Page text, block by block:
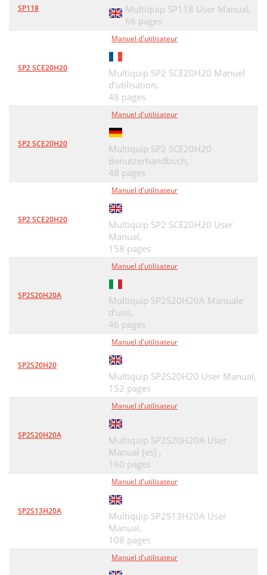
SP118
Multiquip SP118 User Manual,
66 pages
SP2 SCE20H20
Manuel d'utilisateur
Multiquip SP2 SCE20H20 Manuel
d'utilisation,
48 pages
SP2 SCE20H20
Manuel d'utilisateur
Multiquip SP2 SCE20H20
Benutzerhandbuch,
48 pages
SP2 SCE20H20
Manuel d'utilisateur
Multiquip SP2 SCE20H20 User
Manual,
158 pages
SP2S20H20A
Manuel d'utilisateur
Multiquip SP2S20H20A Manuale
d'uso,
46 pages
SP2S20H20
Manuel d'utilisateur
Multiquip SP2S20H20 User Manual,
152 pages
SP2S20H20A
Manuel d'utilisateur
Multiquip SP2S20H20A User
Manual [es] ,
160 pages
SP2S13H20A
Manuel d'utilisateur
Multiquip SP2S13H20A User
Manual,
108 pages
Manuel d'utilisateur